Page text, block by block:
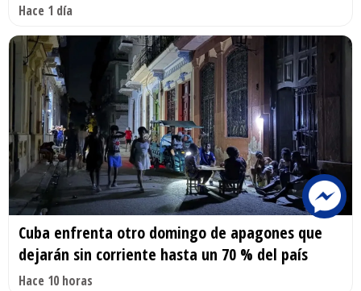
Hace 1 día
Cuba enfrenta otro domingo de apagones que
dejarán sin corriente hasta un 70 % del país
Hace 10 horas